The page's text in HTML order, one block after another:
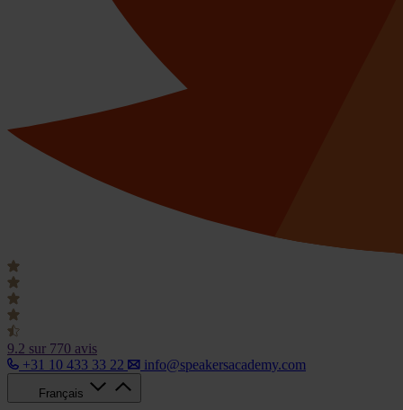
9.2 sur 770 avis
+31 10 433 33 22
info@speakersacademy.com
Français